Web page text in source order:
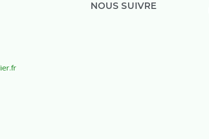
NOUS SUIVRE